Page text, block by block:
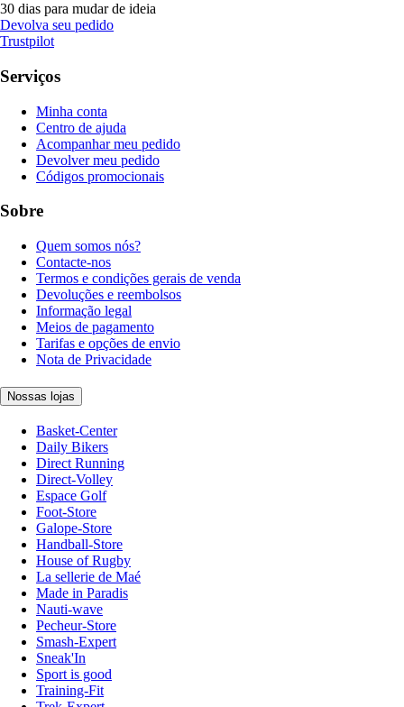
30 dias para mudar de ideia
Devolva seu pedido
Trustpilot
Serviços
Minha conta
Centro de ajuda
Acompanhar meu pedido
Devolver meu pedido
Códigos promocionais
Sobre
Quem somos nós?
Contacte-nos
Termos e condições gerais de venda
Devoluções e reembolsos
Informação legal
Meios de pagamento
Tarifas e opções de envio
Nota de Privacidade
Nossas lojas
Basket-Center
Daily Bikers
Direct Running
Direct-Volley
Espace Golf
Foot-Store
Galope-Store
Handball-Store
House of Rugby
La sellerie de Maé
Made in Paradis
Nauti-wave
Pecheur-Store
Smash-Expert
Sneak'In
Sport is good
Training-Fit